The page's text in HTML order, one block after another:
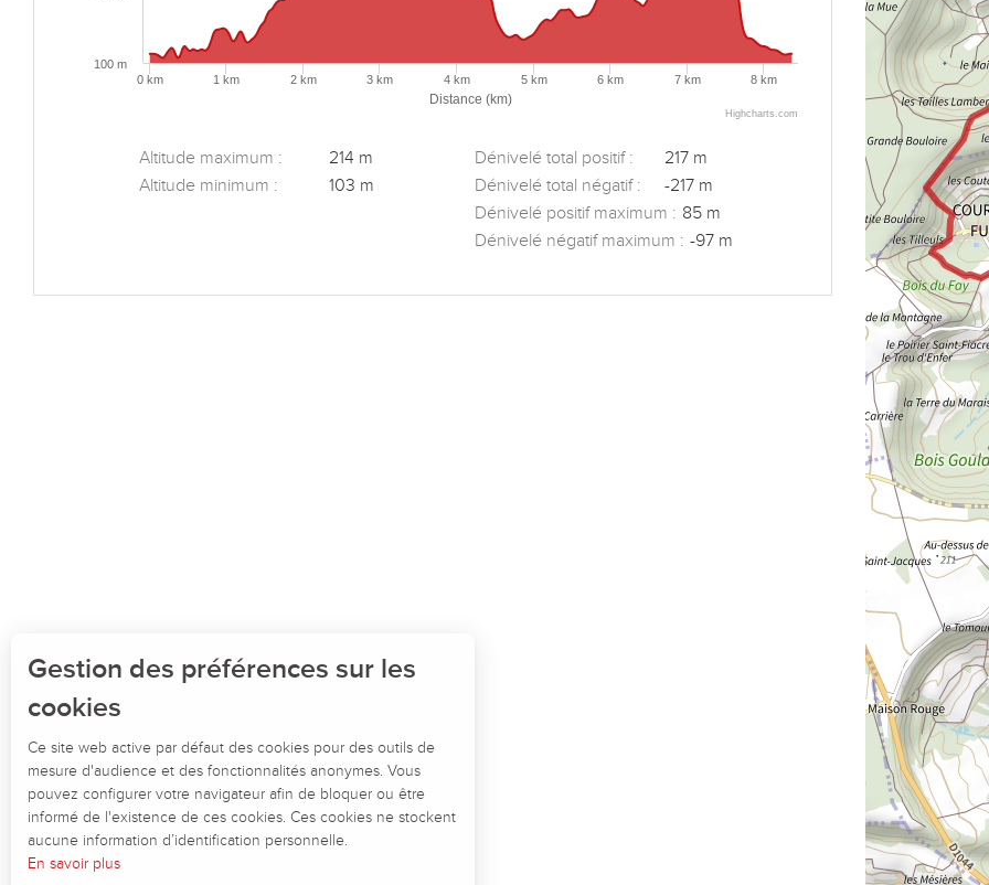
Distance (km)
0 km 1 km 2 km 3 km 4 km 5 km 6 km 7 km 8 km
100 m
Highcharts.com
Altitude maximum :
214 m
Altitude minimum :
103 m
Dénivelé total positif :
217 m
Dénivelé total négatif :
-217 m
Dénivelé positif maximum : 85 m
Dénivelé négatif maximum : -97 m
Gestion des préférences sur les
cookies
Ce site web active par défaut des cookies pour des outils de
mesure d'audience et des fonctionnalités anonymes. Vous
pouvez configurer votre navigateur afin de bloquer ou être
informé de l'existence de ces cookies. Ces cookies ne stockent
aucune information d’identification personnelle.
En savoir plus